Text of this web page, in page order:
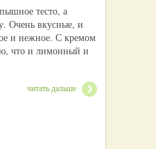
тесто, а
Очень вкусные, и
и нежное. С кремом
что и лимонный и
читать дальше